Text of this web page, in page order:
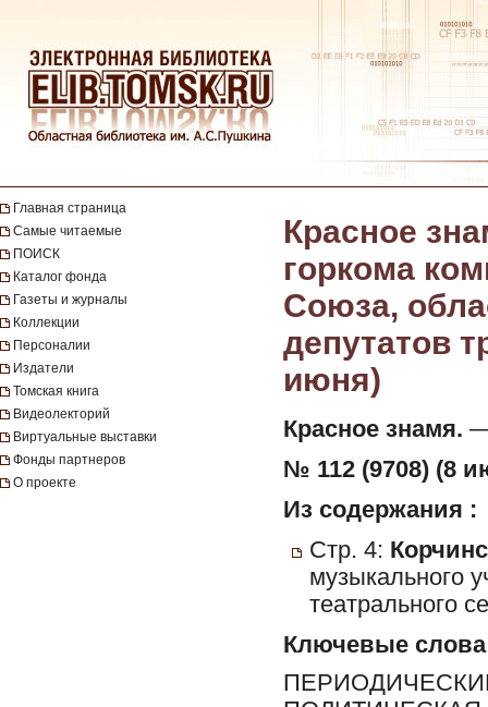
Главная страница
Самые читаемые
ПОИСК
Каталог фонда
Газеты и журналы
Коллекции
Персоналии
Издатели
Томская книга
Видеолекторий
Виртуальные выставки
Фонды партнеров
О проекте
Красное
горкома
Союза,
депутатов
июня)
Красное знамя. —
№ 112 (9708) (8
Из содержания :
Стр. 4:
музыкального
театрального
Ключевые слова